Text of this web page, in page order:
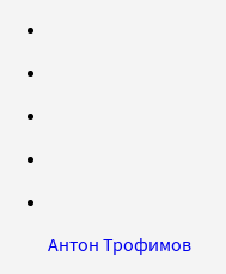
Антон Трофимов